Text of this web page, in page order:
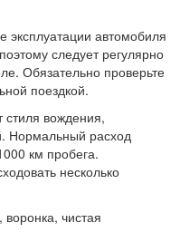
эк­сплуатации автомобиля
следует регу­лярно
Обязательно проверьте
поездкой.
сти­ля вождения,
Нормальный расход
км пробега.
несколько
чистая